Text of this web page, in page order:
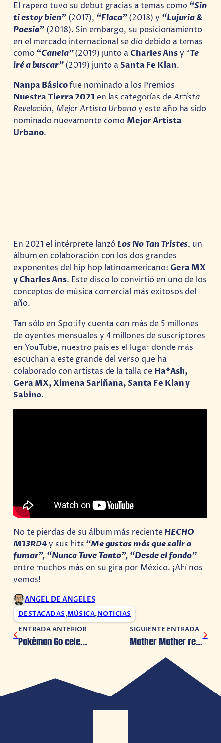
El rapero tuvo su debut gracias a temas como “Sin
ti estoy bien” (2017), “Flaca”(2018) y “Lujuria &
Poesia” (2018). Sin embargo, su posicionamiento
en el mercado internacional se dío debido a temas
como “Canela”(2019) junto a Charles Ansy “Te
iré a buscar”(2019) junto aSanta Fe Klan.
Nanpa Básicofue nominado a los Premios
Nuestra Tierra 2021 en las categorías deArtista
Revelación, Mejor Artista Urbanoy este año ha sido
nominado nuevamente como Mejor Artista
Urbano.
En 2021 el intérprete lanzó Los No Tan Tristes, un
álbum en colaboración con los dos grandes
exponentes del hip hop latinoamericano:Gera MX
y Charles Ans. Este disco lo convirtió en uno de los
conceptos de música comercial más exitosos del
año.
Tan sólo en Spotify cuenta con más de 5 millones
de oyentes mensuales y 4 millones de suscriptores
en YouTube, nuestro país es el lugar donde más
escuchan a este grande del verso que ha
colaborado con artistas de la talla de Ha*Ash,
Gera MX, Ximena Sariñana, Santa Fe Klan y
Sabino.
No te pierdas de su álbum más recienteHECHO
M13RD4y sus hits “Me gustas más que salir a
fumar”, “Nunca Tuve Tanto”, “Desde el fondo”
entre muchos más en su gira por México. ¡Ahí nos
vemos!
ANGEL DE ANGELES
DESTACADAS,MÚSICA,NOTICIAS
ENTRADA ANTERIOR
Pokémon Go celebra la llegada del Español de Latinoamérica al juego
SIGUIENTE ENTRADA
Mother Mother regresa a México en octubre 2024